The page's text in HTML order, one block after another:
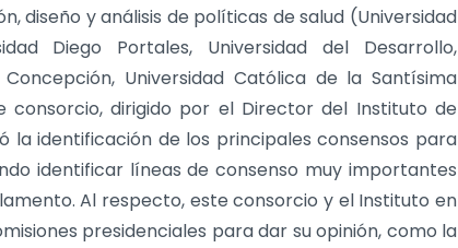
diseño y análisis de políticas de salud (Universidad
Diego Portales, Universidad del Desarrollo,
Universidad Católica de la Santísima
consorcio, dirigido por el Director del Instituto de
la identificación de los principales consensos para
identificar líneas de consenso muy importantes
Al respecto, este consorcio y el Instituto en
presidenciales para dar su opinión, como la